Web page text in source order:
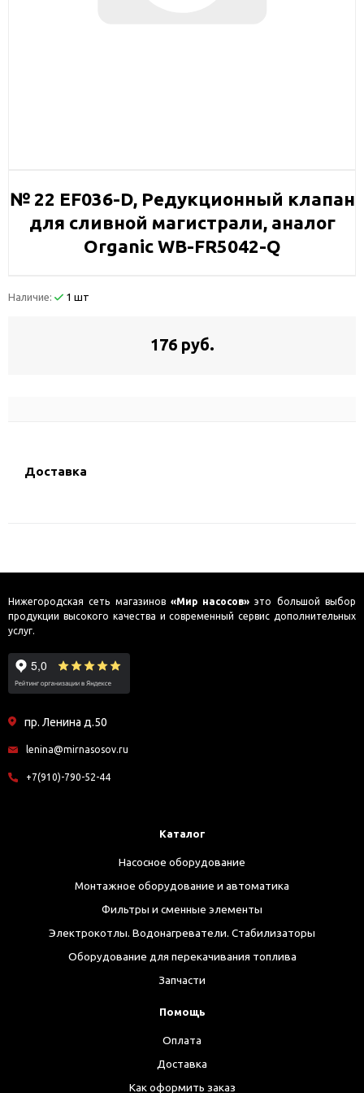
№ 22 EF036-D, Редукционный клапан
для сливной магистрали, аналог
Organic WB-FR5042-Q
Наличие: 1 шт
176 руб.
Доставка
Нижегородская сеть магазинов «Мир насосов» это большой выбор
продукции высокого качества и современный сервис дополнительных
услуг.
пр. Ленина д.50
lenina@mirnasosov.ru
+7(910)-790-52-44
Каталог
Насосное оборудование
Монтажное оборудование и автоматика
Фильтры и сменные элементы
Электрокотлы. Водонагреватели. Стабилизаторы
Оборудование для перекачивания топлива
Запчасти
Помощь
Оплата
Доставка
Как оформить заказ